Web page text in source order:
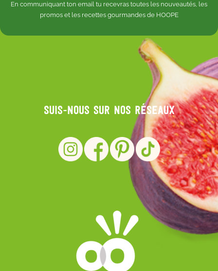
En communiquant ton email tu recevras toutes les nouveautés, les
promos et les recettes gourmandes de HOOPE
Suis-nous sur nos réseaux